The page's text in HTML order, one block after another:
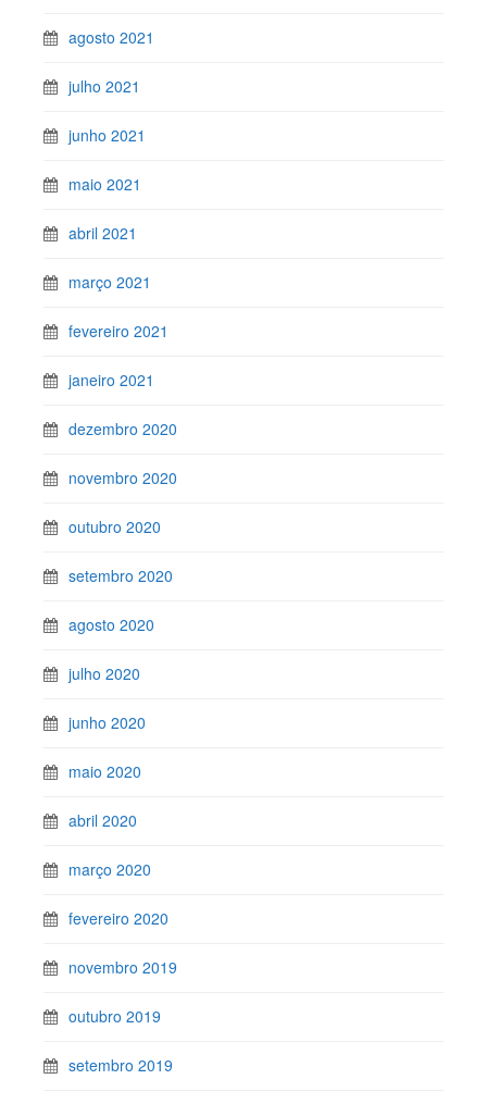
agosto 2021
julho 2021
junho 2021
maio 2021
abril 2021
março 2021
fevereiro 2021
janeiro 2021
dezembro 2020
novembro 2020
outubro 2020
setembro 2020
agosto 2020
julho 2020
junho 2020
maio 2020
abril 2020
março 2020
fevereiro 2020
novembro 2019
outubro 2019
setembro 2019